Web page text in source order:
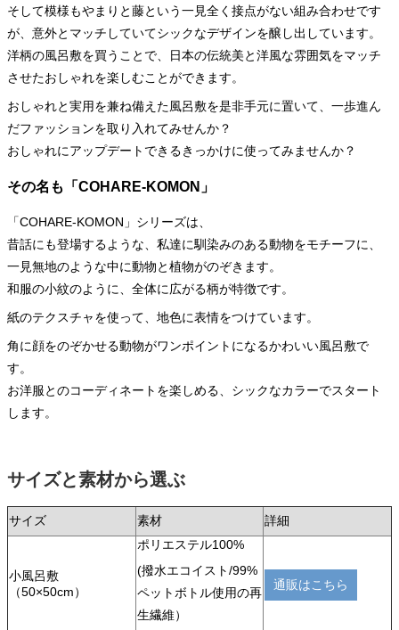
そして模様もやまりと藤という一見全く接点がない組み合わせです
が、意外とマッチしていてシックなデザインを醸し出しています。
洋柄の風呂敷を買うことで、日本の伝統美と洋風な雰囲気をマッチ
させたおしゃれを楽しむことができます。
おしゃれと実用を兼ね備えた風呂敷を是非手元に置いて、一歩進ん
だファッションを取り入れてみせんか？
おしゃれにアップデートできるきっかけに使ってみませんか？
その名も「COHARE-KOMON」
「COHARE-KOMON」シリーズは、
昔話にも登場するような、私達に馴染みのある動物をモチーフに、
一見無地のような中に動物と植物がのぞきます。
和服の小紋のように、全体に広がる柄が特徴です。
紙のテクスチャを使って、地色に表情をつけています。
角に顔をのぞかせる動物がワンポイントになるかわいい風呂敷で
す。
お洋服とのコーディネートを楽しめる、シックなカラーでスタート
します。
サイズと素材から選ぶ
サイズ 素材 詳細
小風呂敷
（50×50cm）
ポリエステル100%
(撥水エコイスト/99%
ペットボトル使用の再
生繊維）
通販はこちら